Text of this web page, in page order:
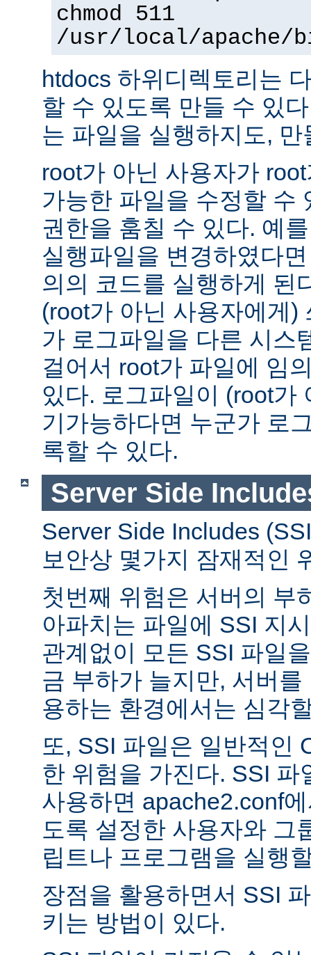
chmod 511
/usr/local/apache/
htdocs 하위디렉토리는
할 수 있도록 만들 수 있
는 파일을 실행하지도,
root가 아닌 사용자가
가능한 파일을 수정할 수
권한을 훔칠 수 있다. 예
실행파일을 변경하였다
의의 코드를 실행하게 된
(root가 아닌 사용자에게)
가 로그파일을 다른 시스
걸어서 root가 파일에 임
있다. 로그파일이 (root가
기가능하다면 누군가 로
록할 수 있다.
Server Side
Server Side Includes
보안상 몇가지 잠재적인
첫번째 위험은 서버의 부
아파치는 파일에 SSI 지
관계없이 모든 SSI 파일
금 부하가 늘지만, 서버
용하는 환경에서는 심각
또, SSI 파일은 일반적인
한 위험을 가진다. SSI 파
사용하면 apache2.conf
도록 설정한 사용자와 그
립트나 프로그램을 실행
장점을 활용하면서 SSI
키는 방법이 있다.